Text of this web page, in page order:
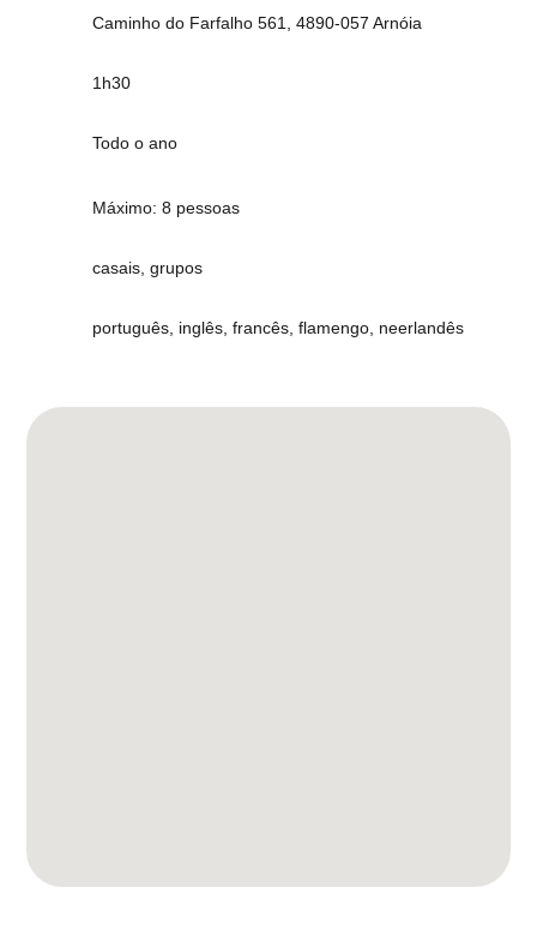
Caminho do Farfalho 561, 4890-057 Arnóia
1h30
Todo o ano
Máximo: 8 pessoas
casais, grupos
português, inglês, francês, flamengo, neerlandês